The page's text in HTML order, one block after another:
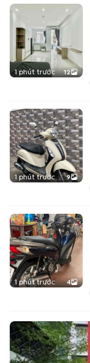
1 phút trước 12
1 phút trước 9
1 phút trước 4